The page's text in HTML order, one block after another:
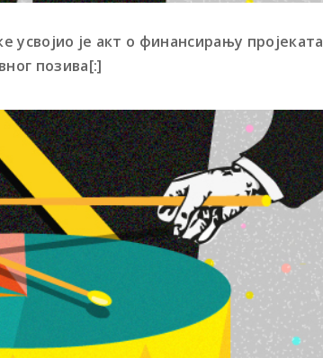
је акт о финансирању пројеката
позива[:]